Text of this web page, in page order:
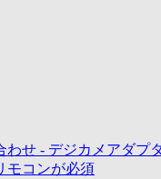
わせ - デジカメアダプ
モコンが必須